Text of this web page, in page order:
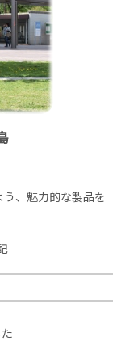
、魅力的な製品を